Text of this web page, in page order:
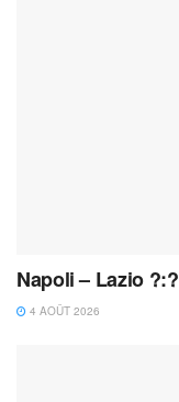
Napoli – Lazio ?:?
4 AOÛT 2026